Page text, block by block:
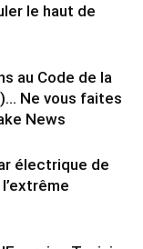
le haut de
au Code de la
Ne vous faites
News
électrique de